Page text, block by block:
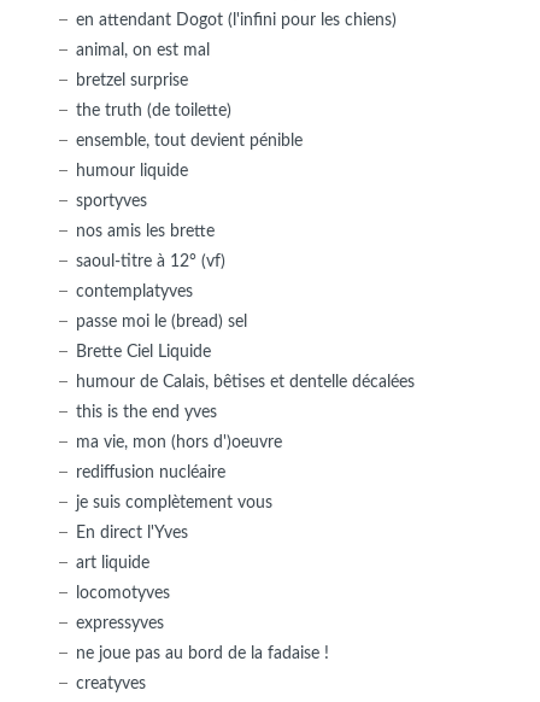
en attendant Dogot (l'infini pour les chiens)
animal, on est mal
bretzel surprise
the truth (de toilette)
ensemble, tout devient pénible
humour liquide
sportyves
nos amis les brette
saoul-titre à 12° (vf)
contemplatyves
passe moi le (bread) sel
Brette Ciel Liquide
humour de Calais, bêtises et dentelle décalées
this is the end yves
ma vie, mon (hors d')oeuvre
rediffusion nucléaire
je suis complètement vous
En direct l'Yves
art liquide
locomotyves
expressyves
ne joue pas au bord de la fadaise !
creatyves